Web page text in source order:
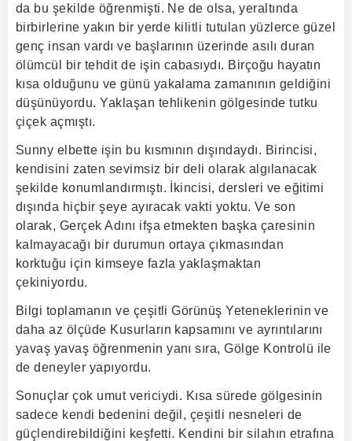
da bu şekilde öğrenmişti. Ne de olsa, yeraltında
birbirlerine yakın bir yerde kilitli tutulan yüzlerce güzel
genç insan vardı ve başlarının üzerinde asılı duran
ölümcül bir tehdit de işin cabasıydı. Birçoğu hayatın
kısa olduğunu ve günü yakalama zamanının geldiğini
düşünüyordu. Yaklaşan tehlikenin gölgesinde tutku
çiçek açmıştı.
Sunny elbette işin bu kısmının dışındaydı. Birincisi,
kendisini zaten sevimsiz bir deli olarak algılanacak
şekilde konumlandırmıştı. İkincisi, dersleri ve eğitimi
dışında hiçbir şeye ayıracak vakti yoktu. Ve son
olarak, Gerçek Adını ifşa etmekten başka çaresinin
kalmayacağı bir durumun ortaya çıkmasından
korktuğu için kimseye fazla yaklaşmaktan
çekiniyordu.
Bilgi toplamanın ve çeşitli Görünüş Yeteneklerinin ve
daha az ölçüde Kusurların kapsamını ve ayrıntılarını
yavaş yavaş öğrenmenin yanı sıra, Gölge Kontrolü ile
de deneyler yapıyordu.
Sonuçlar çok umut vericiydi. Kısa sürede gölgesinin
sadece kendi bedenini değil, çeşitli nesneleri de
güçlendirebildiğini keşfetti. Kendini bir silahın etrafına